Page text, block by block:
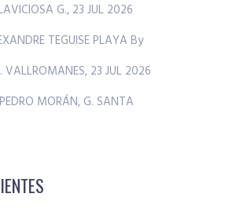
G., 23 JUL 2026
TEGUISE PLAYA By
VALLROMANES, 23 JUL 2026
MORÁN, G. SANTA